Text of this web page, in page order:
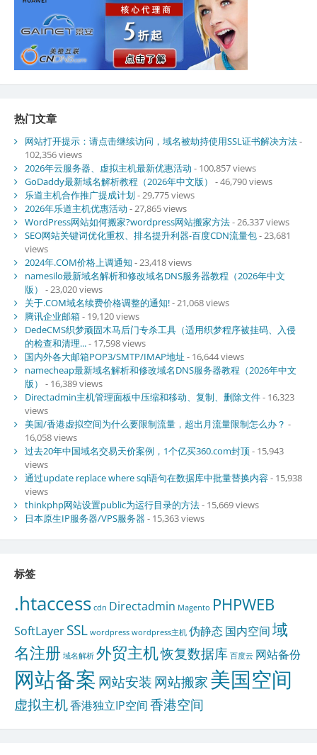
热门文章
网站打开提示：请点击继续访问，域名被劫持使用SSL证书解决方法-
102,356 views
2026年云服务器、虚拟主机最新优惠活动 - 100,857 views
GoDaddy最新域名解析教程（2026年中文版）
- 46,790 views
乐道主机合作推广提成计划- 29,775 views
2026年乐道主机优惠活动 - 27,865 views
WordPress网站如何搬家?wordpress网站搬家方法- 26,337 views
SEO网站关键词优化重权、排名提升利器-百度CDN流量包- 23,681
views
2024年.COM价格上调通知 - 23,418 views
namesilo最新域名解析和修改域名DNS服务器教程（2026年中文
版）
- 23,020 views
关于.COM域名续费价格调整的通知!- 21,068 views
腾讯企业邮箱- 19,120 views
DedeCMS织梦顽固木马后门专杀工具（适用织梦程序被挂码、入侵
的检查和清理...- 17,598 views
国内外各大邮箱POP3/SMTP/IMAP地址 - 16,644 views
namecheap最新域名解析和修改域名DNS服务器教程（2026年中文
版）
- 16,389 views
Directadmin主机管理面板中压缩和移动、复制、删除文件- 16,323
views
美国/香港虚拟空间为什么要限制流量，超出月流量限制怎么办？ -
16,058 views
过去20年中国域名交易天价案例，1个亿买360.com封顶- 15,943
views
通过update replace where sql语句在数据库中批量替换内容- 15,938
views
thinkphp网站设置public为运行目录的方法- 15,669 views
日本原生IP服务器/VPS服务器 - 15,363 views
标签
.htaccess cdn Directadmin Magento PHPWEB
SoftLayerSSL wordpress wordpress主机 伪静态国内空间域
名注册 域名解析 外贸主机恢复数据库 百度云 网站备份
网站备案 网站安装网站搬家美国空间
虚拟主机香港独立IP空间香港空间